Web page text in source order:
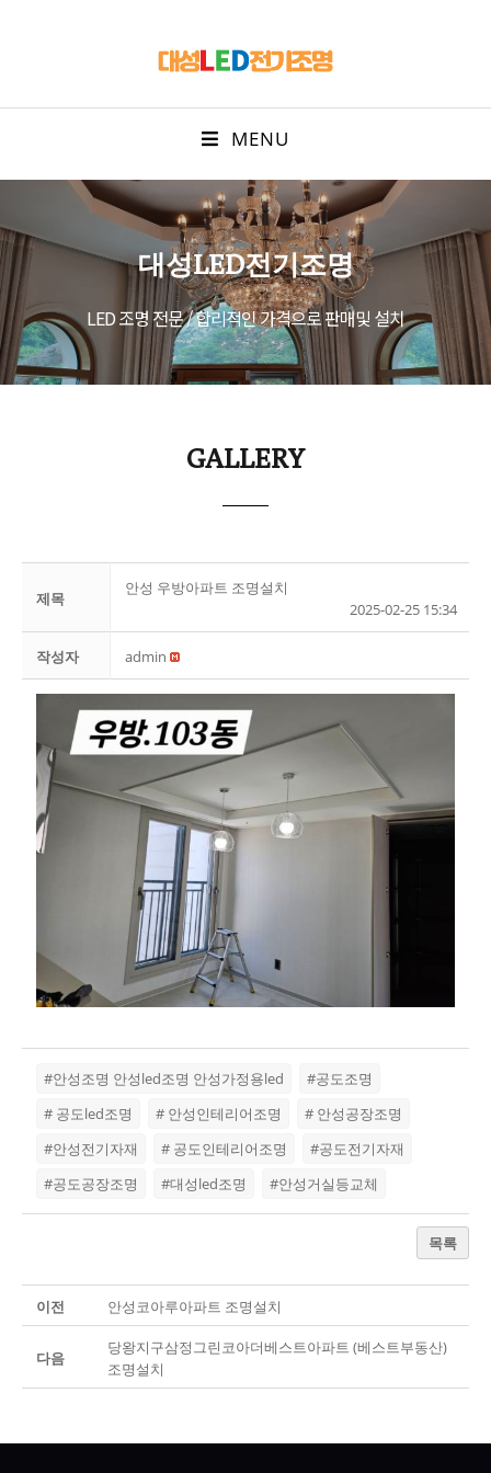
MENU
대성LED전기조명
LED 조명 전문 / 합리적인 가격으로 판매및 설치
GALLERY
제목
안성 우방아파트 조명설치
2025-02-25 15:34
작성자 admin
#안성조명 안성led조명 안성가정용led
#공도조명
# 공도led조명
# 안성인테리어조명
# 안성공장조명
#안성전기자재
# 공도인테리어조명
#공도전기자재
#공도공장조명
#대성led조명 #안성거실등교체
목록
이전 안성코아루아파트 조명설치
다음
당왕지구삼정그린코아더베스트아파트 (베스트부동산)
조명설치